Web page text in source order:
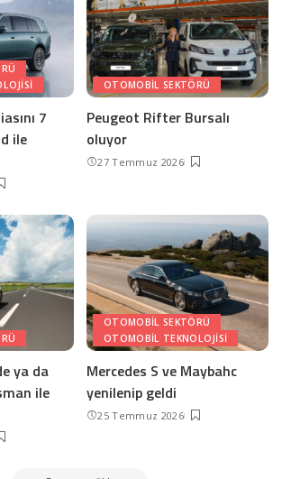
7
ile
OTOMOBIL SEKTÖRÜ
Peugeot Rifter Bursalı
oluyor
27 Temmuz 2026
ya da
ile
OTOMOBIL SEKTÖRÜ
OTOMOBIL TEKNOLOJISI
Mercedes S ve Maybahc
yenilenip geldi
25 Temmuz 2026